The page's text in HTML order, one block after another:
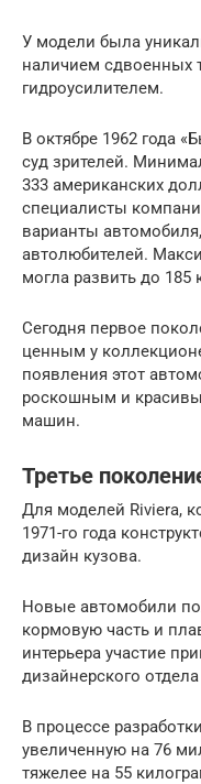
У модели была
наличием сдвоенных
гидроусилителем.
В октябре 1962 года
суд зрителей.
333 американских
специалисты
варианты
автолюбителей.
могла развить до 185
Сегодня первое
ценным у
появления этот
роскошным и
машин.
Третье
Для моделей Riviera,
1971-го года
дизайн кузова.
Новые автомобили
кормовую часть и
интерьера участие
дизайнерского
В процессе
увеличенную на 76
тяжелее на 55